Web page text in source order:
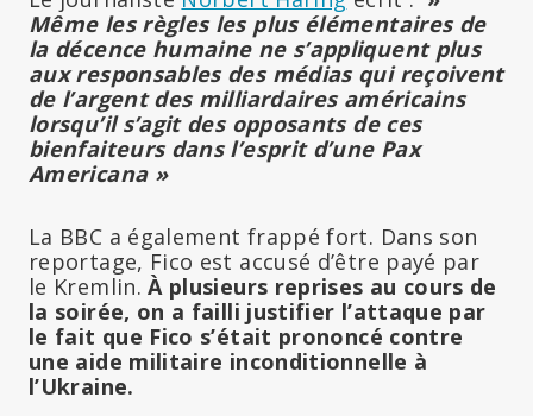
Même les règles les plus élémentaires de
la décence humaine ne s’appliquent plus
aux responsables des médias qui reçoivent
de l’argent des milliardaires américains
lorsqu’il s’agit des opposants de ces
bienfaiteurs dans l’esprit d’une Pax
Americana »
La BBC a également frappé fort. Dans son
reportage, Fico est accusé d’être payé par
le Kremlin.À plusieurs reprises au cours de
la soirée, on a failli justifier l’attaque par
le fait que Fico s’était prononcé contre
une aide militaire inconditionnelle à
l’Ukraine.